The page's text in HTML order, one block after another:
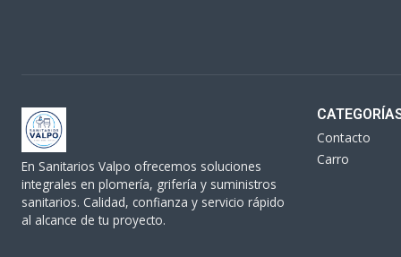
En Sanitarios Valpo ofrecemos soluciones
integrales en plomería, grifería y suministros
sanitarios. Calidad, confianza y servicio rápido
al alcance de tu proyecto.
Contacto
Carro